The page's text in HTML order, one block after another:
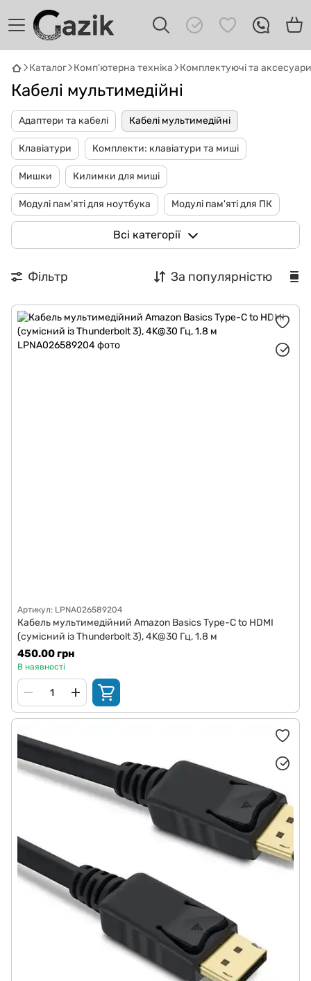
Каталог Комп'ютерна техніка Комплектуючі та аксесуари
Кабелі мультимедійні
Адаптери та кабелі Кабелі мультимедійні
Клавіатури Комплекти: клавіатури та миші
Мишки Килимки для миші
Модулі пам'яті для ноутбука Модулі пам'яті для ПК
Жорсткі диски
USB флешки Веб-камери
Хаби і кардридери
Сумки, рюкзаки та чохли для ноутбуків
Всі категорії
Фільтр За популярністю
Артикул: LPNA026589204
Кабель мультимедійний Amazon Basics Type-C to HDMI
(сумісний із Thunderbolt 3), 4K@30 Гц, 1.8 м
450.00 грн
В наявності
GAZIKAI
Онлайн · пошук техніки
підібрати вживану комп'ютерну техніку.